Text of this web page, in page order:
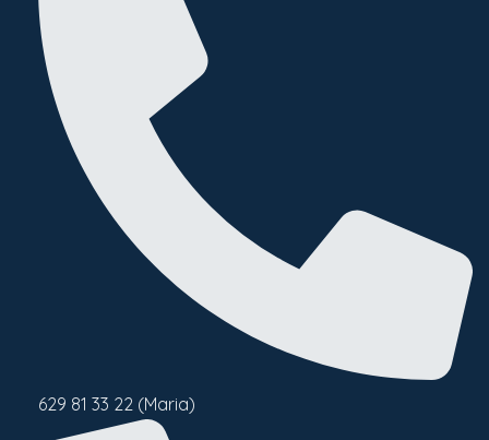
629 81 33 22 (Maria)